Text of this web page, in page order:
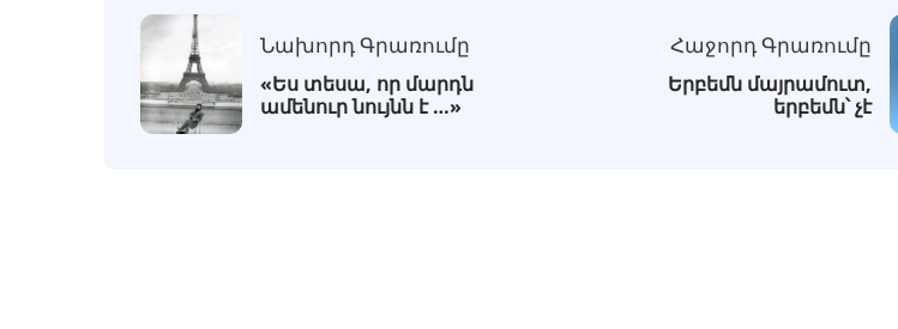
Նախորդ Գրառումը
«Ես տեսա, որ մարդն
ամենուր նույնն է …»
Հաջորդ Գրառումը
Երբեմն մայրամուտ,
երբեմն՝ չէ